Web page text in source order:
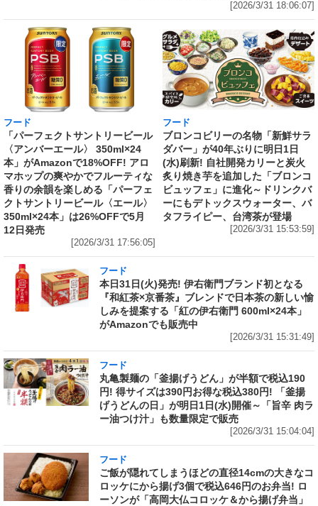
[2026/3/31 18:06:07]
フード
「パーフェクトサントリービール
〈アンバーエール〉 350ml×24
本」がAmazonで18%OFF! アロ
マホップの爽やかでフルーティな
香りの余韻を楽しめる「パーフェ
クトサントリービール〈エール〉
350ml×24本」は26%OFFで5月
12日発売
[2026/3/31 17:56:05]
フード
ブロンコビリーの名物「新鮮サラ
ダバー」が40年ぶりに明日1日
(水)刷新! 自社開発カリーと炭火
炙り焼き芋を追加した「ブロンコ
ビュッフェ」に進化～ドリンクバ
ーにもデトックスウォーター、バ
タフライピー、台湾茶が登場
[2026/3/31 15:53:59]
フード
本日31日(火)発売! 伊右衛門ブランド初となる
『和紅茶×京番茶』ブレンドで日本茶の新しい愉
しみを提案する「紅の伊右衛門 600ml×24本」
がAmazonでも販売中
[2026/3/31 15:31:49]
フード
丸亀製麺の「釜揚げうどん」が半額で税込190
円! 得サイズは390円お得な税込380円! 「釜揚
げうどんの日」が明日1日(水)開催～「旨辛 肉ラ
ー油つけ汁」も数量限定で販売
[2026/3/31 15:04:04]
フード
ご飯が隠れてしまうほどの直径14cmの大きなコ
ロッケにから揚げ3個で税込646円のお弁当! ロ
ーソンが「高岡大仏コロッケ＆から揚げ弁当」